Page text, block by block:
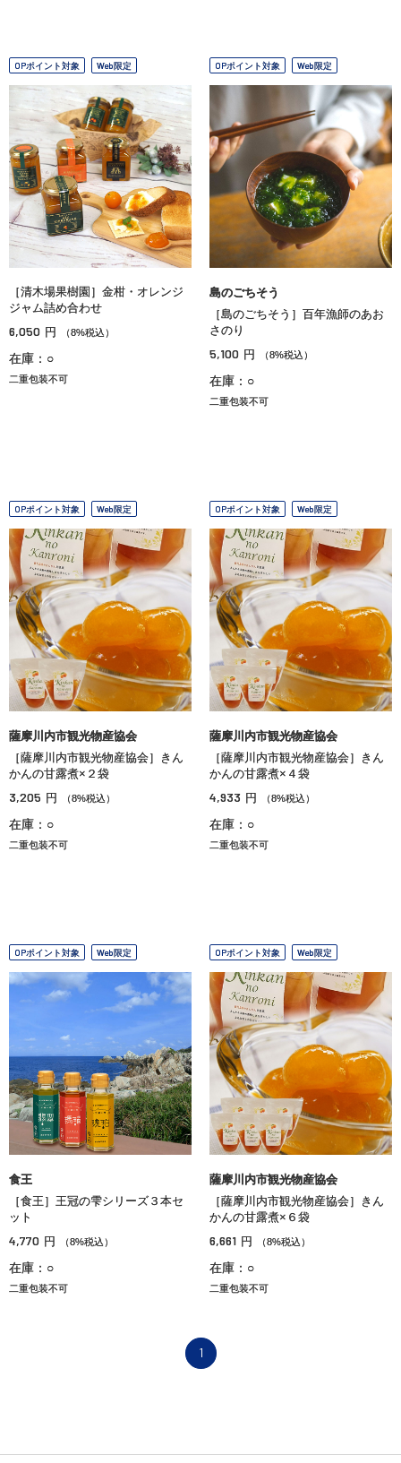
OPポイント対象 Web限定
［清木場果樹園］金柑・オレンジ
ジャム詰め合わせ
6,050 円 （8%税込）
在庫：○
二重包装不可
OPポイント対象 Web限定
島のごちそう
［島のごちそう］百年漁師のあお
さのり
5,100 円 （8%税込）
在庫：○
二重包装不可
OPポイント対象 Web限定
薩摩川内市観光物産協会
［薩摩川内市観光物産協会］きん
かんの甘露煮×２袋
3,205 円 （8%税込）
在庫：○
二重包装不可
OPポイント対象 Web限定
薩摩川内市観光物産協会
［薩摩川内市観光物産協会］きん
かんの甘露煮×４袋
4,933 円 （8%税込）
在庫：○
二重包装不可
OPポイント対象 Web限定
食王
［食王］王冠の雫シリーズ３本セ
ット
4,770 円 （8%税込）
在庫：○
二重包装不可
OPポイント対象 Web限定
薩摩川内市観光物産協会
［薩摩川内市観光物産協会］きん
かんの甘露煮×６袋
6,661 円 （8%税込）
在庫：○
二重包装不可
1